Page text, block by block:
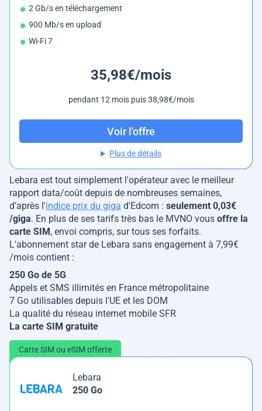
2 Gb/s en téléchargement
900 Mb/s en upload
Wi-Fi 7
35,98€/mois
pendant 12 mois puis 38,98€/mois
Voir l'offre
Plus de détails
Lebara est tout simplement l'opérateur avec le meilleur
rapport data/coût depuis de nombreuses semaines,
d'après l'indice prix du giga d'Edcom : seulement 0,03€
/giga. En plus de ses tarifs très bas le MVNO vous offre la
carte SIM , envoi compris, sur tous ses forfaits.
L'abonnement star de Lebara sans engagement à 7,99€
/mois contient :
250 Go de 5G
Appels et SMS illimités en France métropolitaine
7 Go utilisables depuis l'UE et les DOM
La qualité du réseau internet mobile SFR
La carte SIM gratuite
Carte SIM ou eSIM offerte
Lebara
250 Go